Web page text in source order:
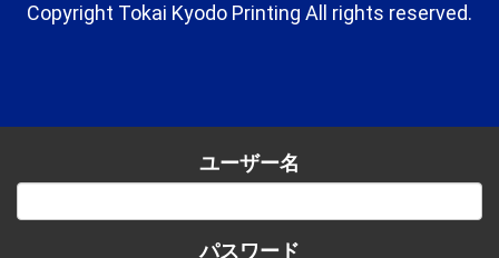
Copyright Tokai Kyodo Printing All rights reserved.
ユーザー名
パスワード